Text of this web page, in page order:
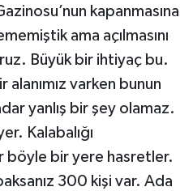
kapanmasına
ama açılmasını
Büyük bir ihtiyaç bu.
varken bunun
yanlış bir şey olamaz.
Kalabalığı
böyle bir yere hasretler.
300 kişi var. Ada